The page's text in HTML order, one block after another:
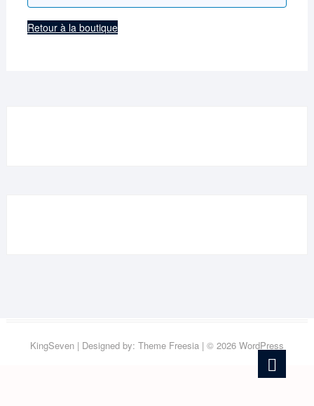
Retour à la boutique
KingSeven| Designed by: Theme Freesia| © 2026 WordPress
Go
to